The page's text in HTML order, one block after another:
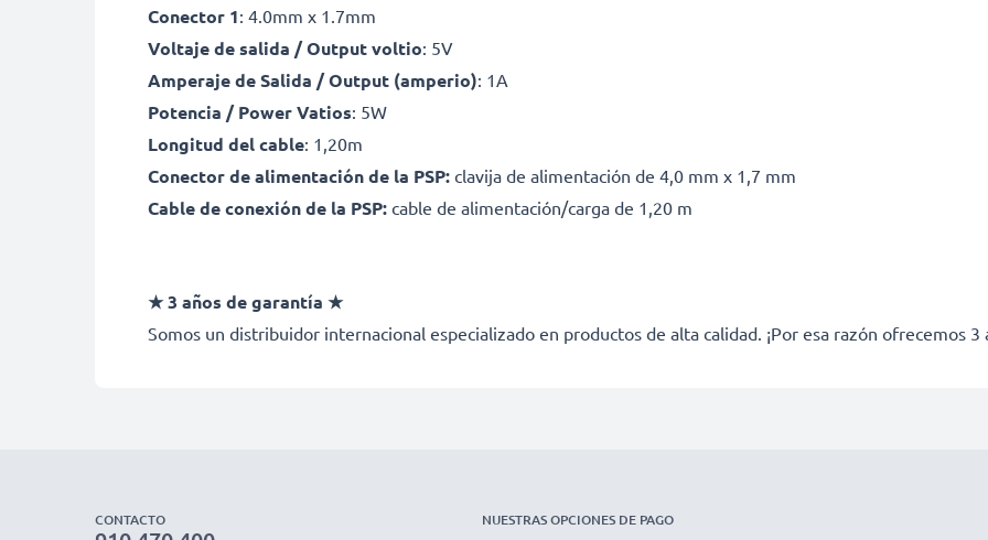
Conector 1: 4.0mm x 1.7mm
Voltaje de salida / Output voltio: 5V
Amperaje de Salida / Output (amperio): 1A
Potencia / Power Vatios: 5W
Longitud del cable: 1,20m
Conector de alimentación de la PSP: clavija de alimentación de 4,0 mm x 1,7 mm
Cable de conexión de la PSP: cable de alimentación/carga de 1,20 m
★ 3 años de garantía ★
Somos un distribuidor internacional especializado en productos de alta calidad. ¡Por esa razón ofrecemos 3
CONTACTO NUESTRAS OPCIONES DE PAGO